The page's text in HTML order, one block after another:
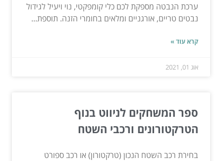
ערכת הנבטה מספקת לכם כלי קומפקטי, נוי ויעיל לגידול
נבטים טריים, אורגניים ומלאים בחומרי הזנה. תוספת...
קרא עוד »
אוג 01, 2021
ספר המשחקים לניווט בנוף
הטרקטורונים ורכבי השטח
בחירת רכב השטח הנכון (טרקטורון) או רכב ספורט